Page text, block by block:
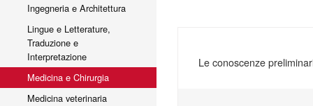
Ingegneria e Architettura
Lingue e Letterature,
Traduzione e
Interpretazione
Medicina e Chirurgia
Medicina veterinaria
Le conoscenze